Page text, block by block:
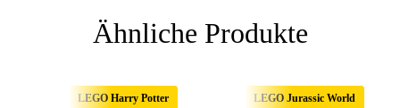
Ähnliche Produkte
LEGO Harry Potter LEGO Jurassic World